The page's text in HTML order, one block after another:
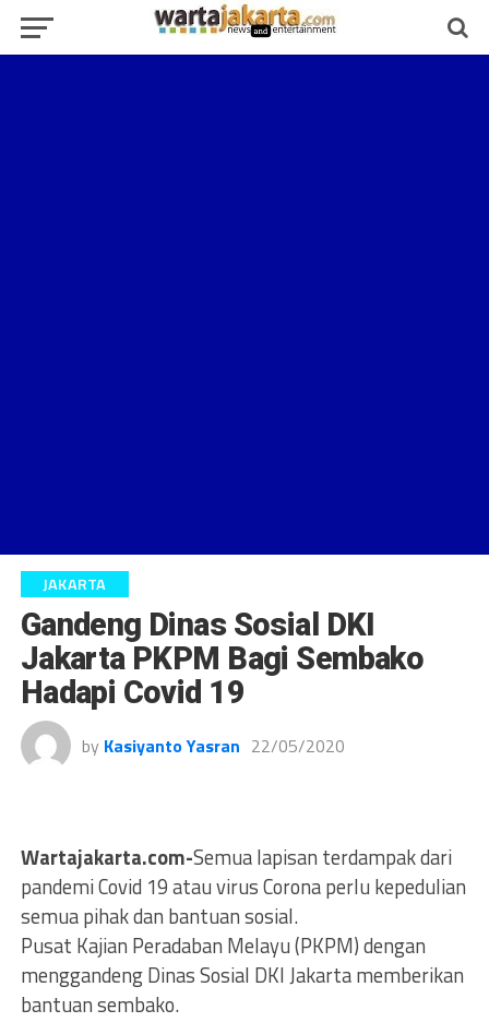
JAKARTA
Gandeng Dinas Sosial DKI
Jakarta PKPM Bagi Sembako
Hadapi Covid 19
by Kasiyanto Yasran 22/05/2020
Wartajakarta.com-Semua lapisan terdampak dari
pandemi Covid 19 atau virus Corona perlu kepedulian
semua pihak dan bantuan sosial.
Pusat Kajian Peradaban Melayu (PKPM) dengan
menggandeng Dinas Sosial DKI Jakarta memberikan
bantuan sembako.